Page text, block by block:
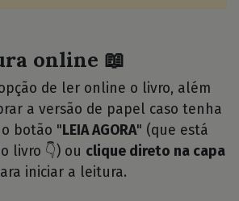
online 📖
de ler online o livro, além
a versão de papel caso tenha
botão " LEIA AGORA" (que está
livro 👇) ou clique direto na capa
iniciar a leitura.